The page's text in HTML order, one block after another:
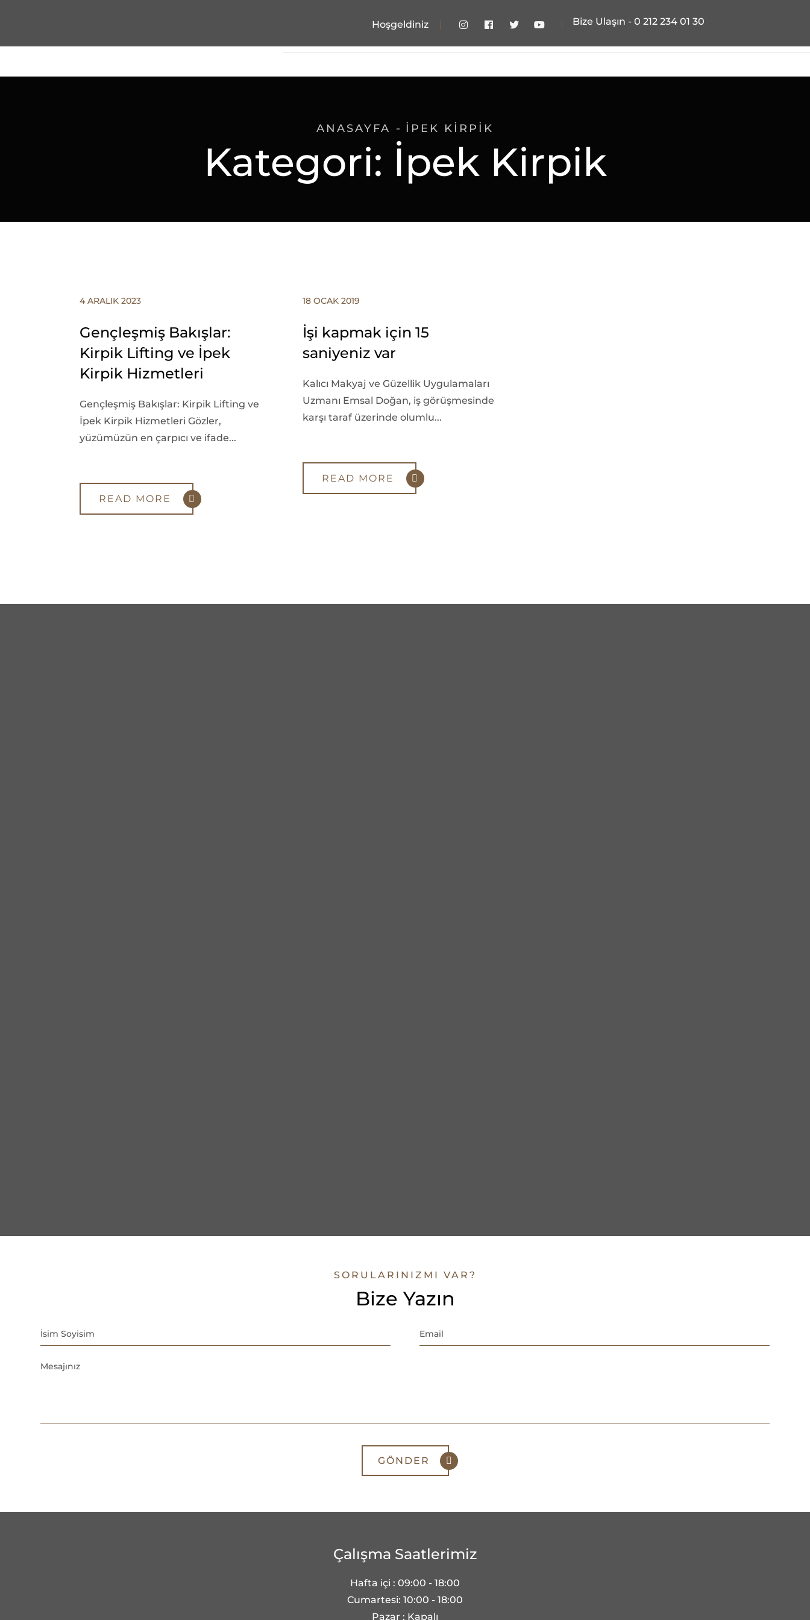
Hoşgeldiniz Bize Ulaşın - 0 212 234 01 30
Kategori: İpek Kirpik
ANASAYFA İPEK KIRPIK
4 ARALIK 2023
Gençleşmiş Bakışlar:
Kirpik Lifting ve İpek
Kirpik Hizmetleri
Gençleşmiş Bakışlar: Kirpik Lifting ve
İpek Kirpik Hizmetleri Gözler,
yüzümüzün en çarpıcı ve ifade...
READ MORE
18 OCAK 2019
İşi kapmak için 15
saniyeniz var
Kalıcı Makyaj ve Güzellik Uygulamaları
Uzmanı Emsal Doğan, iş görüşmesinde
karşı taraf üzerinde olumlu...
READ MORE
SORULARINIZMI VAR?
Bize Yazın
Çalışma Saatlerimiz
Hafta içi : 09:00 - 18:00
Cumartesi: 10:00 - 18:00
Pazar : Kapalı